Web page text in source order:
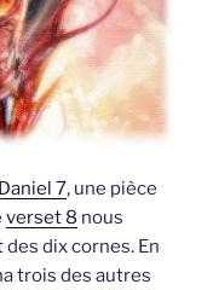
Daniel 7, une pièce
verset 8 nous
dix cornes. En
trois des autres